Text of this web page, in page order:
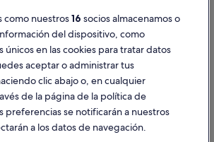
y cómo denunciar contenido
de hotel o de un alquiler vacacional
como nuestros16 socios almacenamos o
del dispositivo, como
únicos en las cookies para tratar datos
aceptar o administrar tus
clic abajo o, en cualquier
de la página de la política de
preferencias se notificarán a nuestros
a los datos de navegación.